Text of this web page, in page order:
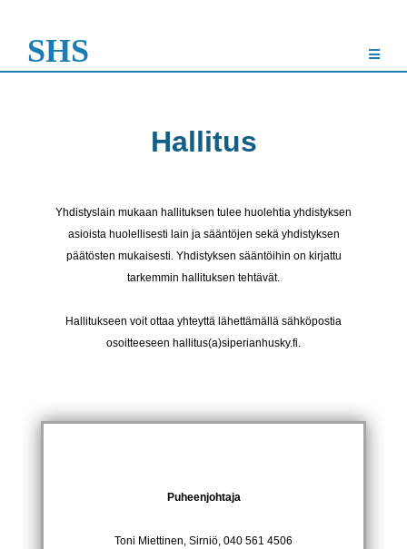
SHS
Hallitus
Yhdistyslain mukaan hallituksen tulee huolehtia yhdistyksen
asioista huolellisesti lain ja sääntöjen sekä yhdistyksen
päätösten mukaisesti. Yhdistyksen sääntöihin on kirjattu
tarkemmin hallituksen tehtävät.
Hallitukseen voit ottaa yhteyttä lähettämällä sähköpostia
osoitteeseen hallitus(a)siperianhusky.fi.
Puheenjohtaja
Toni Miettinen, Sirniö, 040 561 4506